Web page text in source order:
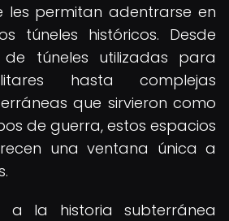
les permitan adentrarse en
túneles históricos. Desde
túneles utilizadas para
hasta complejas
que sirvieron como
de guerra, estos espacios
una ventana única a
a la historia subterránea